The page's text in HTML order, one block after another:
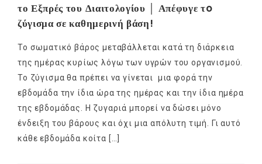
το Εξπρές του Διαιτολογίου │ Απέφυγε τo
ζύγισμα σε καθημερινή βάση!
Το σωματικό βάρος μεταβάλλεται κατά τη διάρκεια
της ημέρας κυρίως λόγω των υγρών του οργανισμού.
Το ζύγισμα θα πρέπει να γίνεται μια φορά την
εβδομάδα την ίδια ώρα της ημέρας και την ίδια ημέρα
της εβδομάδας. Η ζυγαριά μπορεί να δώσει μόνο
ένδειξη του βάρους και όχι μια απόλυτη τιμή. Γι αυτό
κάθε εβδομάδα κοίτα […]